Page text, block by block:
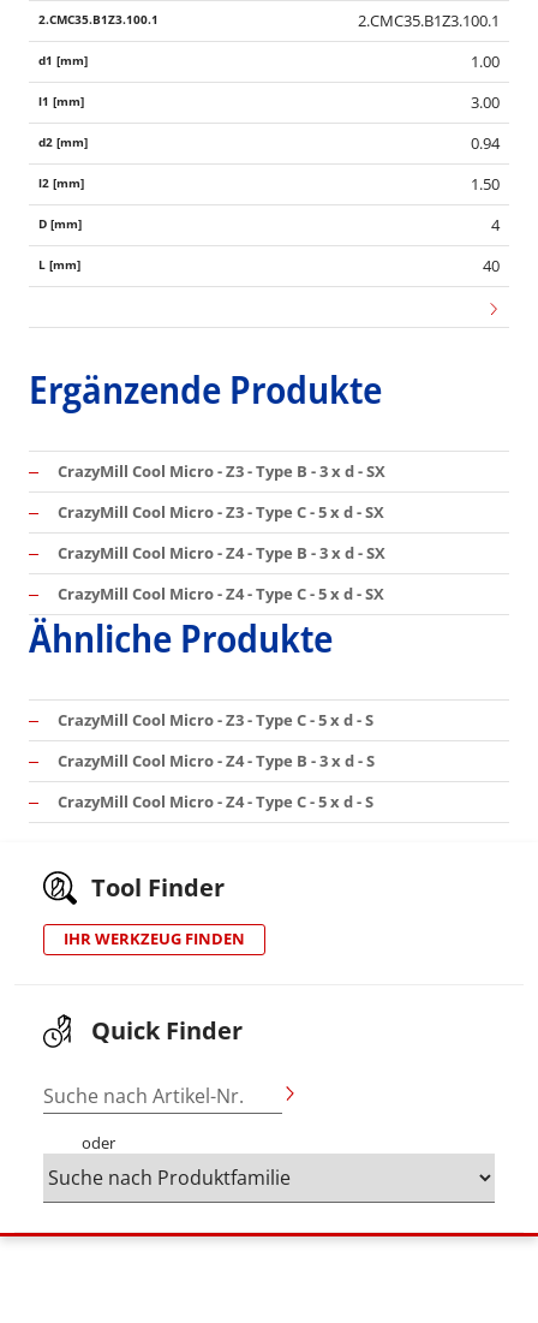
2.CMC35.B1Z3.100.1
1.00
3.00
0.94
1.50
4
40
Ergänzende Produkte
CrazyMill Cool Micro - Z3 - Type B - 3 x d - SX
CrazyMill Cool Micro - Z3 - Type C - 5 x d - SX
CrazyMill Cool Micro - Z4 - Type B - 3 x d - SX
CrazyMill Cool Micro - Z4 - Type C - 5 x d - SX
Ähnliche Produkte
CrazyMill Cool Micro - Z3 - Type C - 5 x d - S
CrazyMill Cool Micro - Z4 - Type B - 3 x d - S
CrazyMill Cool Micro - Z4 - Type C - 5 x d - S
Tool Finder
IHR WERKZEUG FINDEN
Quick Finder
Suche nach Artikel-Nr.
oder